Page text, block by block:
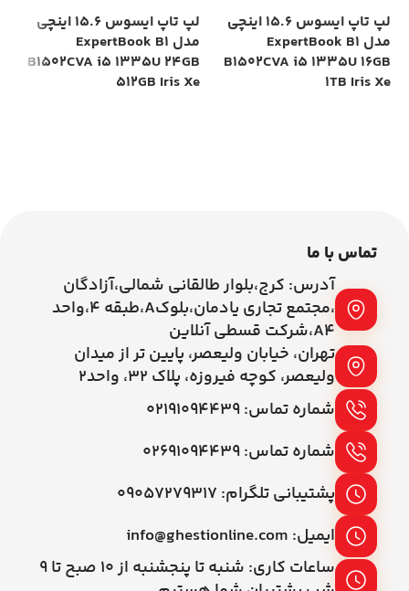
لپ تاپ ایسوس 15.6 اینچی
مدل ExpertBook B1
B1502CVA i5 1335U 16GB
1TB Iris Xe
لپ تاپ ایسوس 15.6 اینچی
مدل ExpertBook B1
B1502CVA i5 1335U 24GB
512GB Iris Xe
تماس با ما
آدرس: کرج،بلوار طالقانی شمالی،آزادگان
،مجتمع تجاری یادمان،بلوکA،طبقه ۴،واحد
A4،شرکت قسطی آنلاین
تهران، خیابان ولیعصر، پایین تر از میدان
ولیعصر، کوچه فیروزه، پلاک 32، واحد2
شماره تماس: ۰۲۱۹۱۰۹۴۴۳۹
شماره تماس: ۰۲۶۹۱۰۹۴۴۳۹
پشتیبانی تلگرام: ۰۹۰۵۷۲۷۹۳۱۷
ایمیل: info@ghestionline.com
ساعات کاری: شنبه تا پنجشنبه از ۱۰ صبح تا ۹